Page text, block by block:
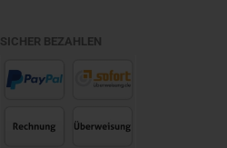
SICHER BEZAHLEN